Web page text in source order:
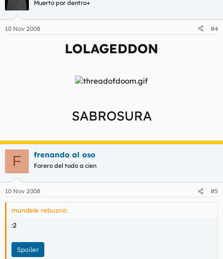
Muerto por dentro+
10 Nov 2008 #4
LOLAGEDDON
SABROSURA
F frenando al oso
Forero del todo a cien
10 Nov 2008 #5
mundele rebuznó:
:2
Spoiler